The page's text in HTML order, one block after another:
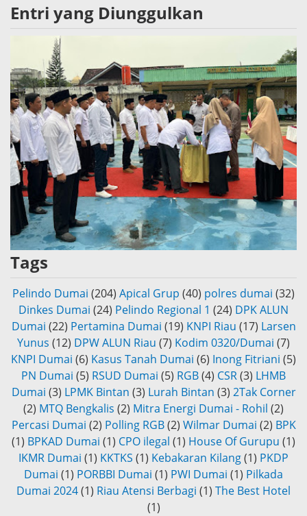
Entri yang Diunggulkan
Tags
Pelindo Dumai (204) Apical Grup (40) polres dumai (32)
Dinkes Dumai (24) Pelindo Regional 1 (24) DPK ALUN
Dumai (22) Pertamina Dumai (19) KNPI Riau (17) Larsen
Yunus (12) DPW ALUN Riau (7) Kodim 0320/Dumai (7)
KNPI Dumai (6) Kasus Tanah Dumai (6) Inong Fitriani (5)
PN Dumai (5) RSUD Dumai (5) RGB(4) CSR(3) LHMB
Dumai (3) LPMK Bintan (3) Lurah Bintan (3) 2Tak Corner
(2) MTQ Bengkalis (2) Mitra Energi Dumai - Rohil (2)
Percasi Dumai (2) Polling RGB (2) Wilmar Dumai (2) BPK
(1) BPKAD Dumai (1) CPO ilegal (1) House Of Gurupu (1)
IKMR Dumai (1) KKTKS (1) Kebakaran Kilang(1) PKDP
Dumai (1) PORBBI Dumai (1) PWI Dumai (1) Pilkada
Dumai 2024(1) Riau Atensi Berbagi (1) The Best Hotel
(1)